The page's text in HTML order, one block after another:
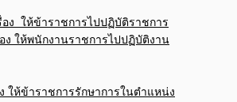
อง ให้ข้าราชการไปปฏิบัติราชการ
ง ให้พนักงานราชการไปปฏิบัติงาน
ให้ข้าราชการรักษาการในตำแหน่ง